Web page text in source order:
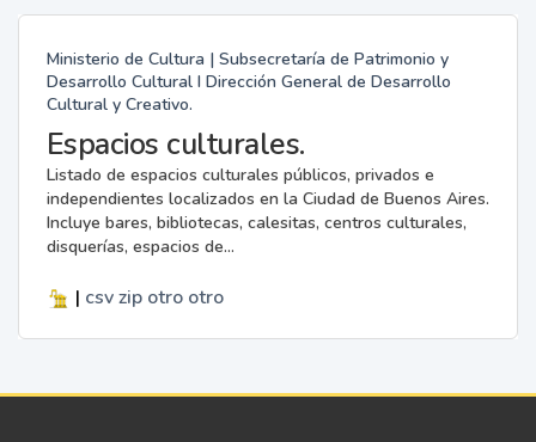
Ministerio de Cultura | Subsecretaría de Patrimonio y
Desarrollo Cultural I Dirección General de Desarrollo
Cultural y Creativo.
Espacios culturales.
Listado de espacios culturales públicos, privados e
independientes localizados en la Ciudad de Buenos Aires.
Incluye bares, bibliotecas, calesitas, centros culturales,
disquerías, espacios de...
| csv zip otro otro